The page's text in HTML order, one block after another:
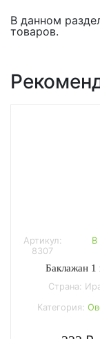
В данном
товаров.
Артикул:
8307
В
Баклажан 1
Страна:
Категория: